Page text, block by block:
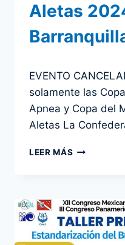
Aletas
admin
EVENTO
solamente las
Apnea y Copa del
Aletas La
LEER MÁS
DE
CLUBES
DE
NATACIÓN